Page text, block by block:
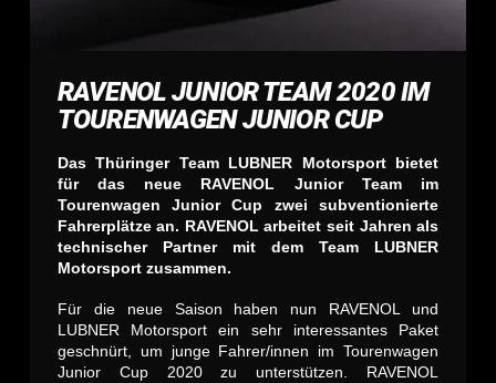
RAVENOL JUNIOR TEAM 2020 IM
TOURENWAGEN JUNIOR CUP
Das Thüringer Team LUBNER Motorsport bietet
für das neue RAVENOL Junior Team im
Tourenwagen Junior Cup zwei subventionierte
Fahrerplätze an. RAVENOL arbeitet seit Jahren als
technischer Partner mit dem Team LUBNER
Motorsport zusammen.
Für die neue Saison haben nun RAVENOL und
LUBNER Motorsport ein sehr interessantes Paket
geschnürt, um junge Fahrer/innen im Tourenwagen
Junior Cup 2020 zu unterstützen. RAVENOL